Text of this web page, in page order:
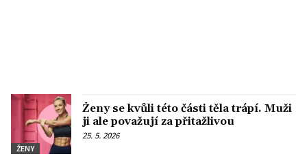
ŽENY
Ženy se kvůli této části těla trápí. Muži
ji ale považují za přitažlivou
25. 5. 2026